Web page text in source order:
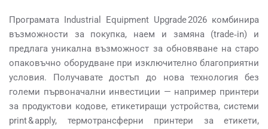
Програмата Industrial Equipment Upgrade 2026 комбинира
възможности за покупка, наем и замяна (trade‑in) и
предлага уникална възможност за обновяване на старо
опаковъчно оборудване при изключително благоприятни
условия. Получавате достъп до нова технология без
големи първоначални инвестиции — например принтери
за продуктови кодове, етикетиращи устройства, системи
print & apply, термотрансферни принтери за етикети,